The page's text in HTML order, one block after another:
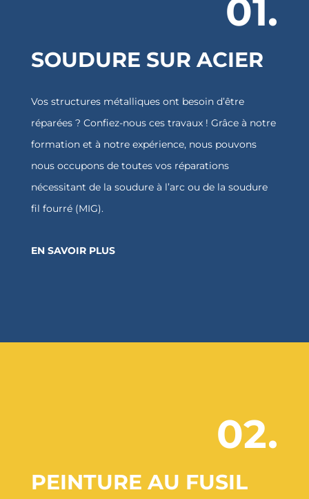
01.
SOUDURE SUR ACIER
Vos structures métalliques ont besoin d’être
réparées ? Confiez-nous ces travaux ! Grâce à notre
formation et à notre expérience, nous pouvons
nous occupons de toutes vos réparations
nécessitant de la soudure à l’arc ou de la soudure
fil fourré (MIG).
EN SAVOIR PLUS
02.
PEINTURE AU FUSIL